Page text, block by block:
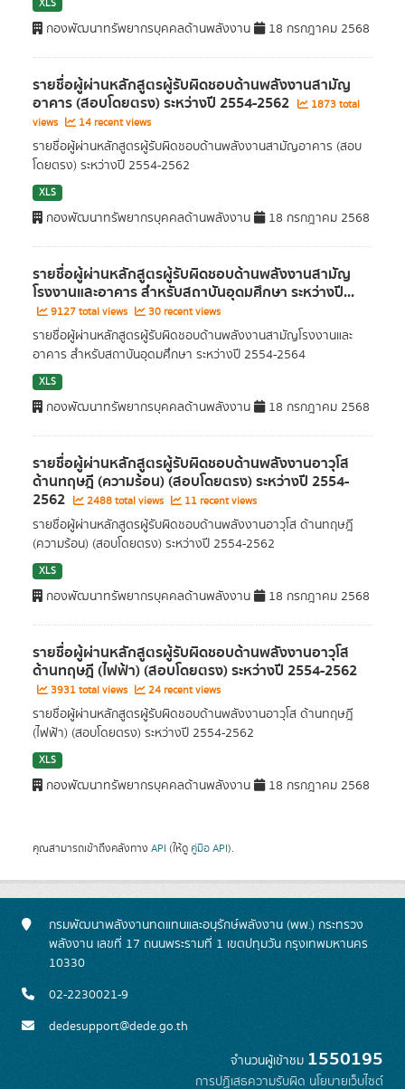
XLS
กองพัฒนาทรัพยากรบุคคลด้านพลังงาน 18 กรกฎาคม 2568
รายชื่อผู้ผ่านหลักสูตรผู้รับผิดชอบด้านพลังงานสามัญ
อาคาร (สอบโดยตรง) ระหว่างปี 2554-2562
1873 total
views
14 recent views
รายชื่อผู้ผ่านหลักสูตรผู้รับผิดชอบด้านพลังงานสามัญอาคาร (สอบ
โดยตรง) ระหว่างปี 2554-2562
XLS
กองพัฒนาทรัพยากรบุคคลด้านพลังงาน 18 กรกฎาคม 2568
รายชื่อผู้ผ่านหลักสูตรผู้รับผิดชอบด้านพลังงานสามัญ
โรงงานและอาคาร สำหรับสถาบันอุดมศึกษา ระหว่างปี...
9127 total views 30 recent views
รายชื่อผู้ผ่านหลักสูตรผู้รับผิดชอบด้านพลังงานสามัญโรงงานและ
อาคาร สำหรับสถาบันอุดมศึกษา ระหว่างปี 2554-2564
XLS
กองพัฒนาทรัพยากรบุคคลด้านพลังงาน 18 กรกฎาคม 2568
รายชื่อผู้ผ่านหลักสูตรผู้รับผิดชอบด้านพลังงานอาวุโส
ด้านทฤษฎี (ความร้อน) (สอบโดยตรง) ระหว่างปี 2554-
2562 2488 total views 11 recent views
รายชื่อผู้ผ่านหลักสูตรผู้รับผิดชอบด้านพลังงานอาวุโส ด้านทฤษฎี
(ความร้อน) (สอบโดยตรง) ระหว่างปี 2554-2562
XLS
กองพัฒนาทรัพยากรบุคคลด้านพลังงาน 18 กรกฎาคม 2568
รายชื่อผู้ผ่านหลักสูตรผู้รับผิดชอบด้านพลังงานอาวุโส
ด้านทฤษฎี (ไฟฟ้า) (สอบโดยตรง) ระหว่างปี 2554-2562
3931 total views 24 recent views
รายชื่อผู้ผ่านหลักสูตรผู้รับผิดชอบด้านพลังงานอาวุโส ด้านทฤษฎี
(ไฟฟ้า) (สอบโดยตรง) ระหว่างปี 2554-2562
XLS
กองพัฒนาทรัพยากรบุคคลด้านพลังงาน 18 กรกฎาคม 2568
คุณสามารถเข้าถึงคลังทาง API (ให้ดู คู่มือ API).
กรมพัฒนาพลังงานทดแทนและอนุรักษ์พลังงาน (พพ.) กระทรวง
พลังงาน เลขที่ 17 ถนนพระรามที่ 1 เขตปทุมวัน กรุงเทพมหานคร
10330
02-2230021-9
dedesupport@dede.go.th
จำนวนผู้เข้าชม 1550195
การปฏิเสธความรับผิด นโยบายเว็บไซต์